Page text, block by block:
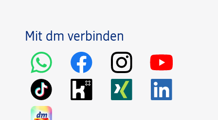
Mit dm verbinden